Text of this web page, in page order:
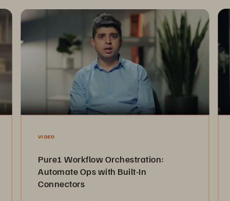
VIDEO
Pure1 Workflow Orchestration:
Automate Ops with Built-In
Connectors